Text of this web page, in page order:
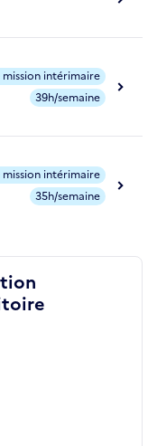
intérimaire
39h/semaine
intérimaire
35h/semaine